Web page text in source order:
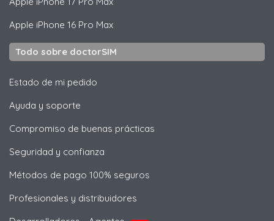
Apple iPhone 16 Pro Max
Todo sobre doctorSIM
Estado de mi pedido
Ayuda y soporte
Compromiso de buenas prácticas
Seguridad y confianza
Métodos de pago 100% seguros
Profesionales y distribuidores